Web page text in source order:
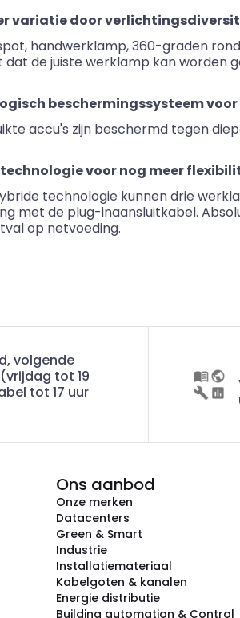
variatie door
handwerklamp, 360-graden
de juiste werklamp kan worden
beschermingssysteem
accu's zijn beschermd tegen
voor nog meer
technologie kunnen drie
met de plug-inaansluitkabel.
op netvoeding.
volgende
tot 19
tot 17 uur
Ons aanbod
Onze merken
Datacenters
Green & Smart
Industrie
Installatiemateriaal
Kabelgoten & kanalen
Energie distributie
Building automation & Control